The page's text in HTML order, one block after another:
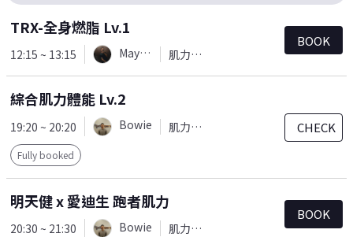
TRX-全身燃脂 Lv.1
12:15 ~ 13:15 Mayaw 肌力訓練
BOOK
綜合肌力體能 Lv.2
19:20 ~ 20:20 Bowie 肌力訓練
Fully booked
CHECK
明天健 x 愛迪生 跑者肌力
20:30 ~ 21:30 Bowie 肌力訓練
BOOK